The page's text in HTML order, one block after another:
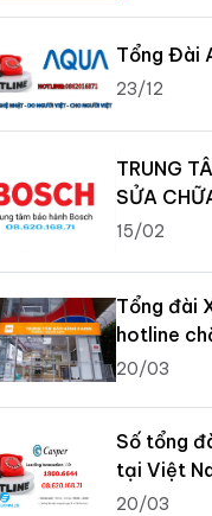
Tổng Đài
23/12
TRUNG
SỬA
15/02
Tổng đài
hotline
20/03
Số tổng
tại Việt
20/03